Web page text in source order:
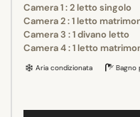
Camera 1 : 2 letto singolo
Camera 2 : 1 letto
Camera 3 : 1 divano letto
Camera 4 : 1 letto
Aria condizionata Bagno